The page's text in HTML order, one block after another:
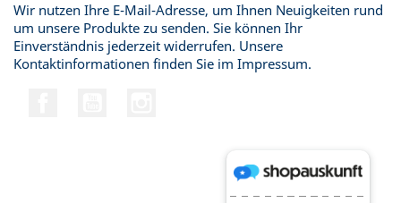
Wir nutzen Ihre E-Mail-Adresse, um Ihnen Neuigkeiten rund
um unsere Produkte zu senden. Sie können Ihr
Einverständnis jederzeit widerrufen. Unsere
Kontaktinformationen finden Sie im Impressum.